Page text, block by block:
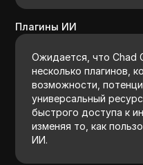
Плагины ИИ
Ожидается, что Chad
несколько плагинов,
возможности,
универсальный
быстрого доступа к
изменяя то, как
ИИ.